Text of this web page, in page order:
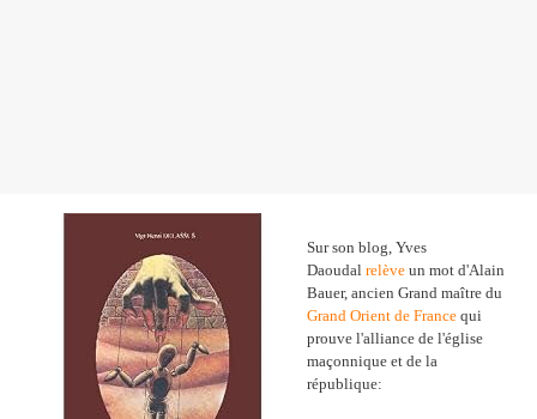
Sur son blog, Yves
Daoudal relève un mot d'Alain
Bauer, ancien Grand maître du
Grand Orient de France qui
prouve l'alliance de l'église
maçonnique et de la
république: